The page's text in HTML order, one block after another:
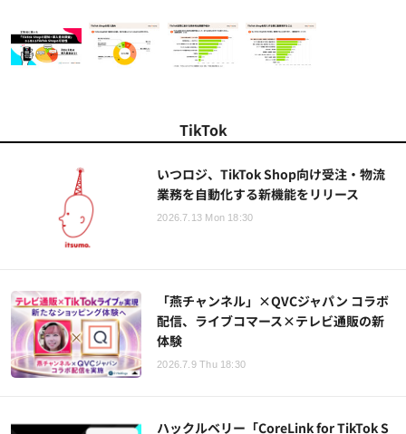
TikTok
いつロジ、TikTok Shop向け受注・物流
業務を自動化する新機能をリリース
2026.7.13 Mon 18:30
「燕チャンネル」×QVCジャパン コラボ
配信、ライブコマース×テレビ通販の新
体験
2026.7.9 Thu 18:30
ハックルベリー「CoreLink for TikTok S